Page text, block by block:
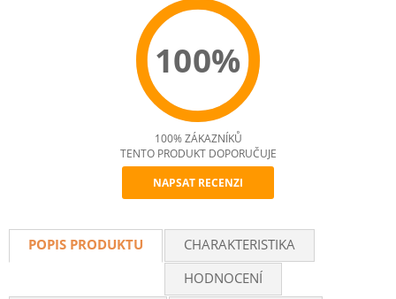
100%
Recommend
100% ZÁKAZNÍKŮ
TENTO PRODUKT DOPORUČUJE
NAPSAT RECENZI
POPIS PRODUKTU
CHARAKTERISTIKA
HODNOCENÍ